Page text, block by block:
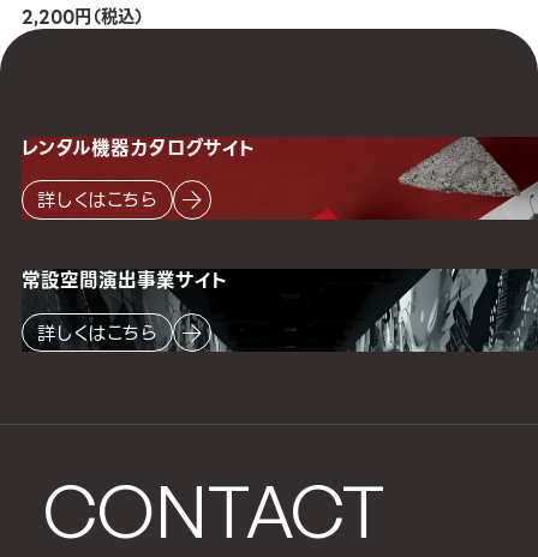
2,200円（税込）
CONTACT
レンタル機器カタログサイト
詳しくはこちら
常設空間演出事業サイト
詳しくはこちら